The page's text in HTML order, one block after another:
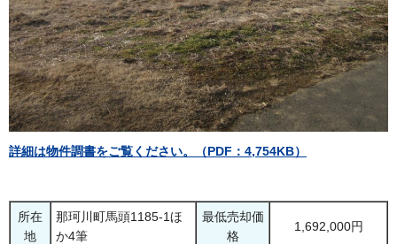
詳細は物件調書をご覧ください。（PDF：4,754KB）
所在
地
那珂川町馬頭1185-1ほ
か4筆
最低売却価
格
1,692,000円